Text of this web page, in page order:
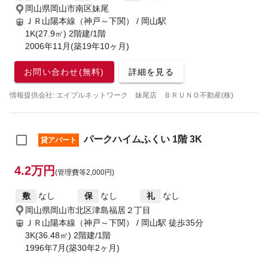
岡山県岡山市南区妹尾
ＪＲ山陽本線（神戸～下関） / 岡山駅
1K(27.9㎡) 2階建/1階
2006年11月(築19年10ヶ月)
お問い合わせ(無料) 詳細を見る
情報提供会社: エイブルネットワーク 妹尾店 ＢＲＵＮＯ不動産(株)
貸アパート パークハイムふくい 1階 3K
4.2万円 (管理費等2,000円)
敷 なし 保 なし 礼
なし
岡山県岡山市北区津島福居２丁目
ＪＲ山陽本線（神戸～下関） / 岡山駅 徒歩35分
3K(36.48㎡) 2階建/1階
1996年7月(築30年2ヶ月)